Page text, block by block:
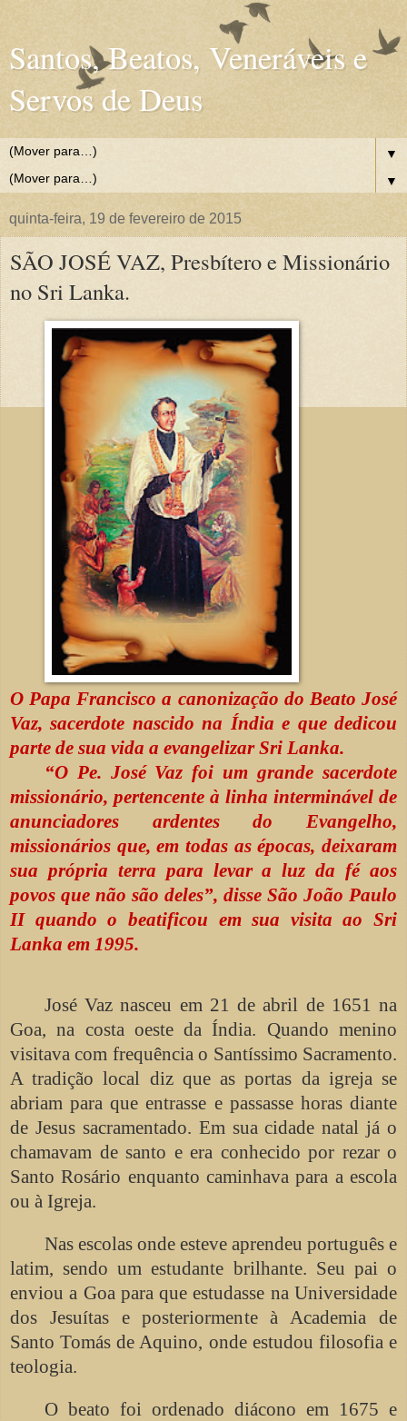
Santos, Beatos, Veneráveis e
Servos de Deus
▼
▼
quinta-feira, 19 de fevereiro de 2015
SÃO JOSÉ VAZ, Presbítero e Missionário
no Sri Lanka.
O Papa Francisco a canonização do Beato José
Vaz, sacerdote nascido na Índia e que dedicou
parte de sua vida a evangelizar Sri Lanka.
“O Pe. José Vaz foi um grande sacerdote
missionário, pertencente à linha interminável de
anunciadores ardentes do Evangelho,
missionários que, em todas as épocas, deixaram
sua própria terra para levar a luz da fé aos
povos que não são deles”, disse São João Paulo
II quando o beatificou em sua visita ao Sri
Lanka em 1995.
José Vaz nasceu em 21 de abril de 1651 na
Goa, na costa oeste da Índia. Quando menino
visitava com frequência o Santíssimo Sacramento.
A tradição local diz que as portas da igreja se
abriam para que entrasse e passasse horas diante
de Jesus sacramentado. Em sua cidade natal já o
chamavam de santo e era conhecido por rezar o
Santo Rosário enquanto caminhava para a escola
ou à Igreja.
Nas escolas onde esteve aprendeu português e
latim, sendo um estudante brilhante. Seu pai o
enviou a Goa para que estudasse na Universidade
dos Jesuítas e posteriormente à Academia de
Santo Tomás de Aquino, onde estudou filosofia e
teologia.
O beato foi ordenado diácono em 1675 e